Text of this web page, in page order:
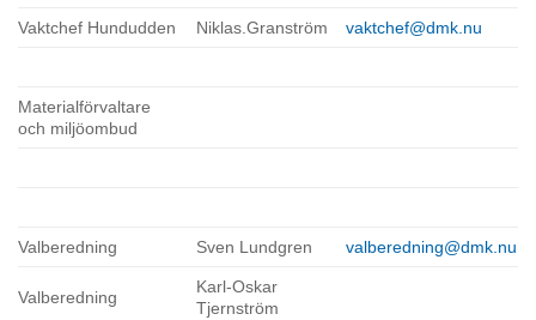
Vaktchef Hundudden Niklas.Granström vaktchef@dmk.nu
Materialförvaltare
och miljöombud
Valberedning Sven Lundgren valberedning@dmk.nu
Valberedning
Karl-Oskar
Tjernström